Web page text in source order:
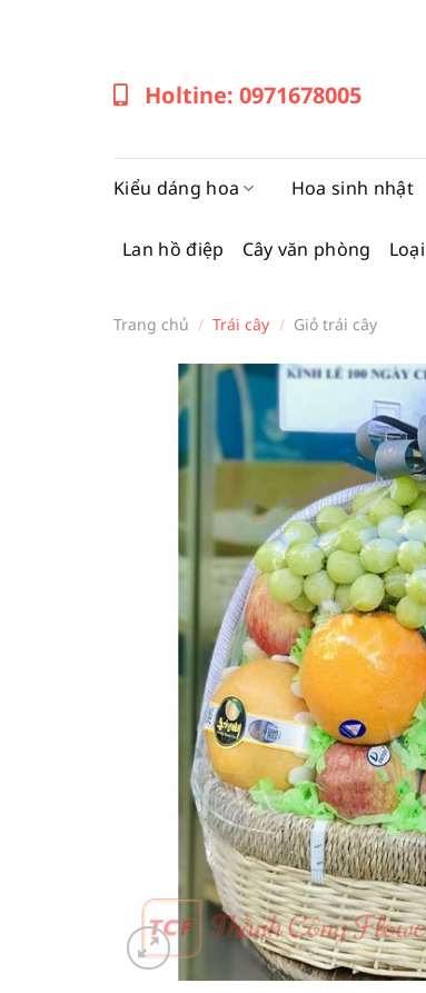
Holtine: 0971678005
Kiểu dáng hoa Hoa sinh nhật
Lan hồ điệp Cây văn phòng
Trang chủ / Trái cây / Giỏ trái cây